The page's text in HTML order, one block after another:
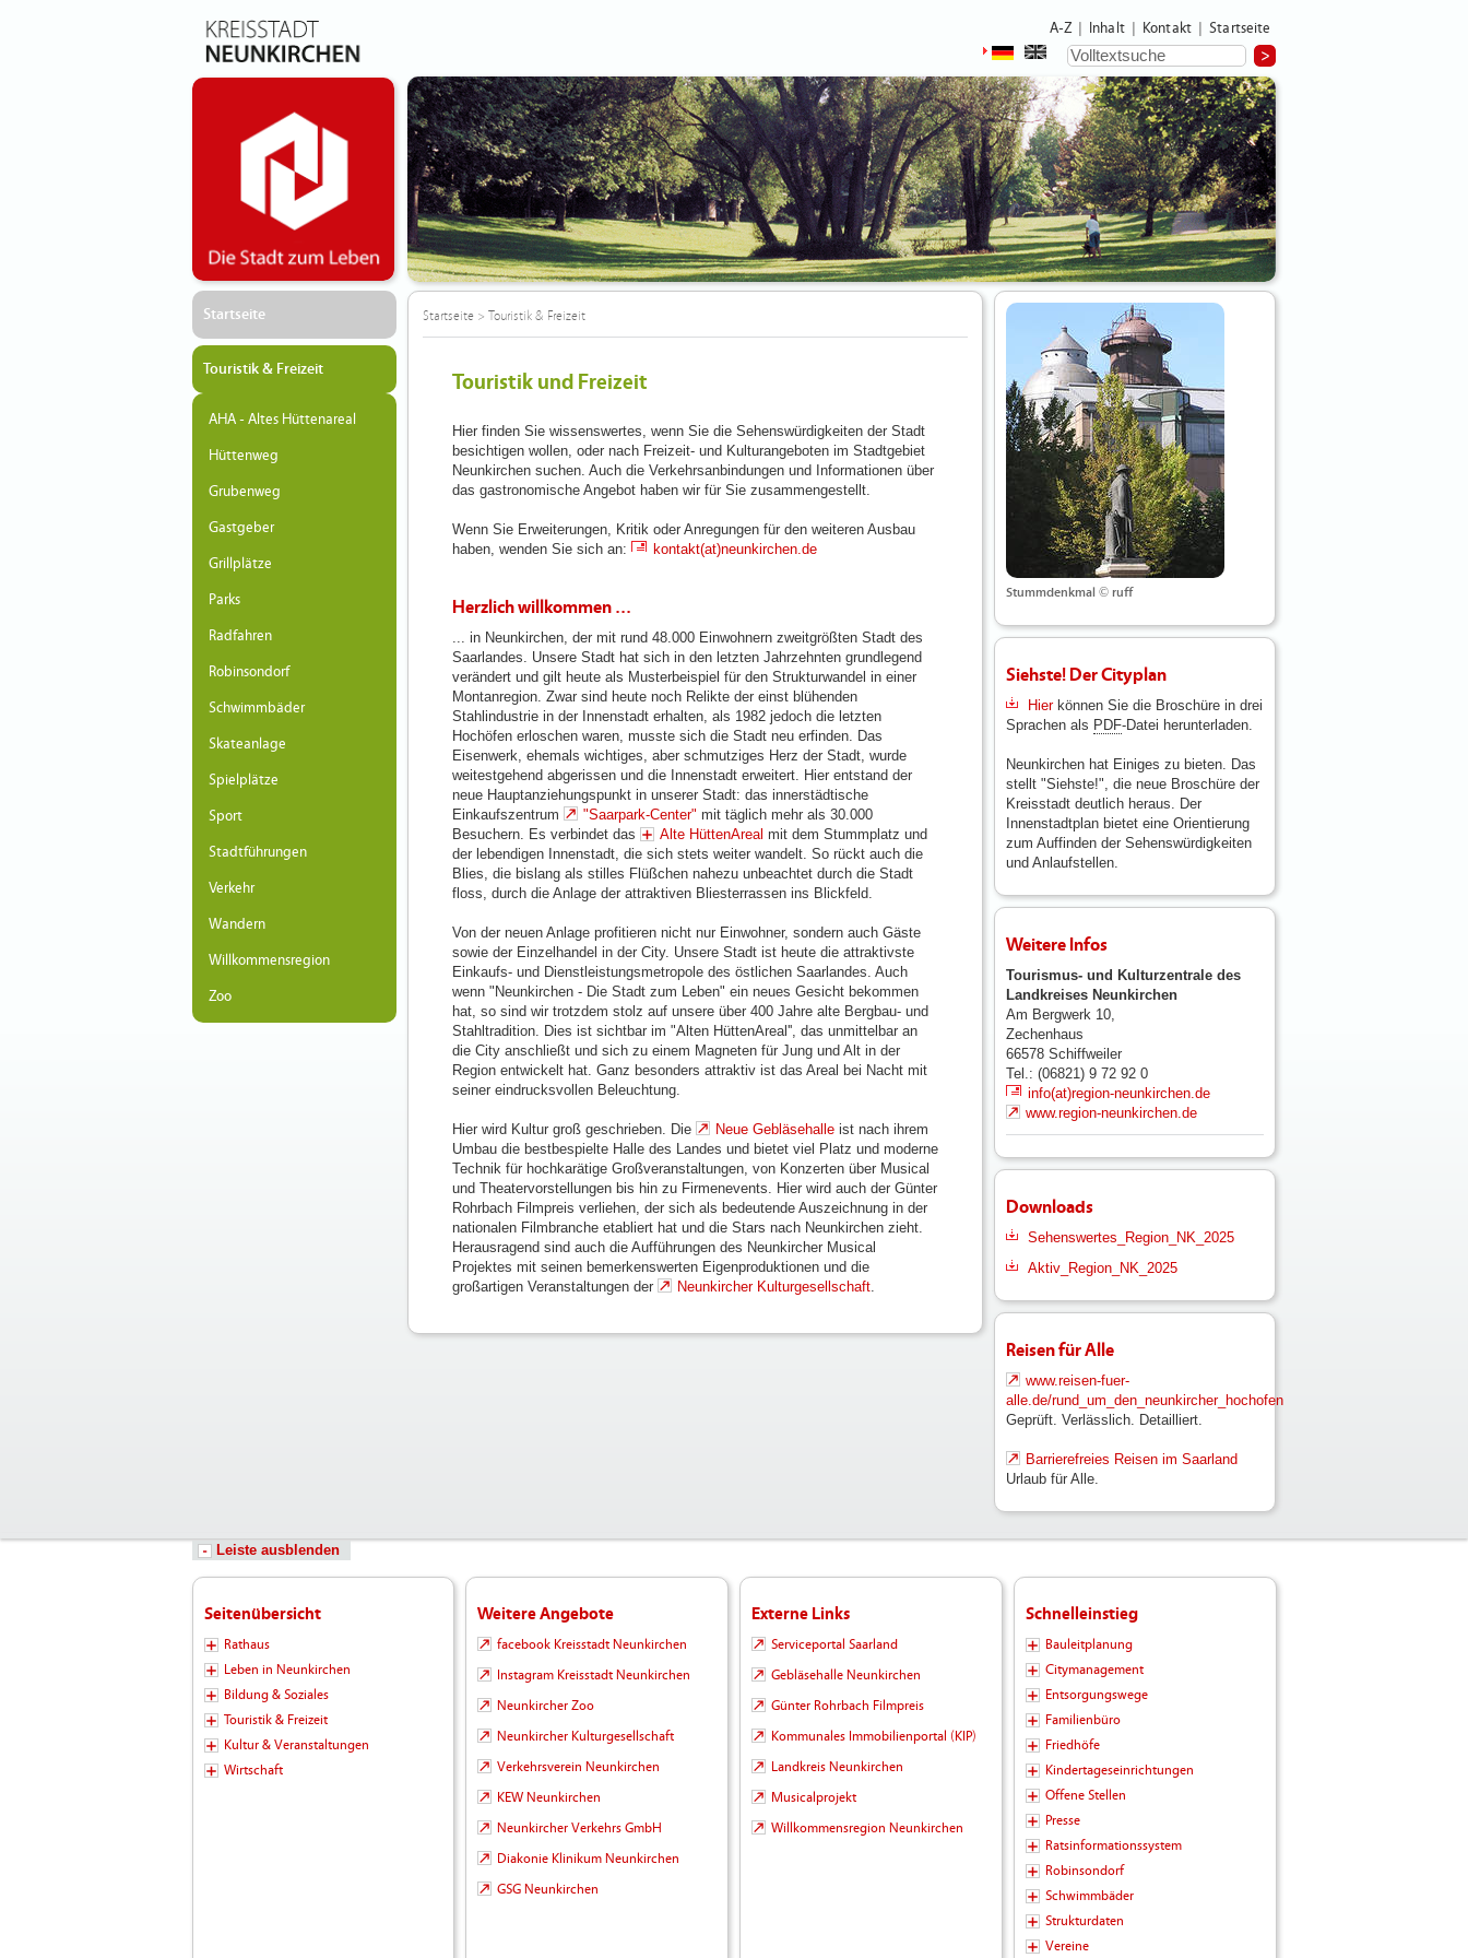
A-Z Inhalt Kontakt Startseite
Startseite
Touristik & Freizeit
AHA - Altes Hüttenareal
Hüttenweg
Grubenweg
Gastgeber
Grillplätze
Parks
Radfahren
Robinsondorf
Schwimmbäder
Skateanlage
Spielplätze
Sport
Stadtführungen
Verkehr
Wandern
Willkommensregion
Zoo
Startseite> Touristik & Freizeit
Touristik und Freizeit
Hier finden Sie wissenswertes, wenn Sie die Sehenswürdigkeiten der Stadt
besichtigen wollen, oder nach Freizeit- und Kulturangeboten im Stadtgebiet
Neunkirchen suchen. Auch die Verkehrsanbindungen und Informationen über
das gastronomische Angebot haben wir für Sie zusammengestellt.
Wenn Sie Erweiterungen, Kritik oder Anregungen für den weiteren Ausbau
haben, wenden Sie sich an:
kontakt(at)neunkirchen.de
Herzlich willkommen ...
... in Neunkirchen, der mit rund 48.000 Einwohnern zweitgrößten Stadt des
Saarlandes. Unsere Stadt hat sich in den letzten Jahrzehnten grundlegend
verändert und gilt heute als Musterbeispiel für den Strukturwandel in einer
Montanregion. Zwar sind heute noch Relikte der einst blühenden
Stahlindustrie in der Innenstadt erhalten, als 1982 jedoch die letzten
Hochöfen erloschen waren, musste sich die Stadt neu erfinden. Das
Eisenwerk, ehemals wichtiges, aber schmutziges Herz der Stadt, wurde
weitestgehend abgerissen und die Innenstadt erweitert. Hier entstand der
neue Hauptanziehungspunkt in unserer Stadt: das innerstädtische
Einkaufszentrum
"Saarpark-Center" mit täglich mehr als 30.000
Besuchern. Es verbindet das
Alte HüttenAreal mit dem Stummplatz und
der lebendigen Innenstadt, die sich stets weiter wandelt. So rückt auch die
Blies, die bislang als stilles Flüßchen nahezu unbeachtet durch die Stadt
floss, durch die Anlage der attraktiven Bliesterrassen ins Blickfeld.
Von der neuen Anlage profitieren nicht nur Einwohner, sondern auch Gäste
sowie der Einzelhandel in der City. Unsere Stadt ist heute die attraktivste
Einkaufs- und Dienstleistungsmetropole des östlichen Saarlandes. Auch
wenn "Neunkirchen - Die Stadt zum Leben" ein neues Gesicht bekommen
hat, so sind wir trotzdem stolz auf unsere über 400 Jahre alte Bergbau- und
Stahltradition. Dies ist sichtbar im "Alten HüttenAreal'', das unmittelbar an
die City anschließt und sich zu einem Magneten für Jung und Alt in der
Region entwickelt hat. Ganz besonders attraktiv ist das Areal bei Nacht mit
seiner eindrucksvollen Beleuchtung.
Hier wird Kultur groß geschrieben. Die Neue Gebläsehalle ist nach ihrem
Umbau die bestbespielte Halle des Landes und bietet viel Platz und moderne
Technik für hochkarätige Großveranstaltungen, von Konzerten über Musical
und Theatervorstellungen bis hin zu Firmenevents. Hier wird auch der Günter
Rohrbach Filmpreis verliehen, der sich als bedeutende Auszeichnung in der
nationalen Filmbranche etabliert hat und die Stars nach Neunkirchen zieht.
Herausragend sind auch die Aufführungen des Neunkircher Musical
Projektes mit seinen bemerkenswerten Eigenproduktionen und die
großartigen Veranstaltungen der
Neunkircher Kulturgesellschaft.
Stummdenkmal © ruff
Siehste! Der Cityplan
Hierkönnen Sie die Broschüre in drei
Sprachen als PDF-Datei herunterladen.
Neunkirchen hat Einiges zu bieten. Das
stellt "Siehste!", die neue Broschüre der
Kreisstadt deutlich heraus. Der
Innenstadtplan bietet eine Orientierung
zum Auffinden der Sehenswürdigkeiten
und Anlaufstellen.
Weitere Infos
Tourismus- und Kulturzentrale des
Landkreises Neunkirchen
Am Bergwerk 10,
Zechenhaus
66578 Schiffweiler
Tel.: (06821) 9 72 92 0
info(at)region-neunkirchen.de
www.region-neunkirchen.de
Downloads
Sehenswertes_Region_NK_2025
Aktiv_Region_NK_2025
Reisen für Alle
www.reisen-fuer-
alle.de/rund_um_den_neunkircher_hochofen
Geprüft. Verlässlich. Detailliert.
Barrierefreies Reisen im Saarland
Urlaub für Alle.
Leiste ausblenden
Seitenübersicht
Rathaus
Leben in Neunkirchen
Bildung & Soziales
Touristik & Freizeit
Kultur & Veranstaltungen
Wirtschaft
Weitere Angebote
facebook Kreisstadt Neunkirchen
Instagram Kreisstadt Neunkirchen
Neunkircher Zoo
Neunkircher Kulturgesellschaft
Verkehrsverein Neunkirchen
KEW Neunkirchen
Neunkircher Verkehrs GmbH
Diakonie Klinikum Neunkirchen
GSG Neunkirchen
Externe Links
Serviceportal Saarland
Gebläsehalle Neunkirchen
Günter Rohrbach Filmpreis
Kommunales Immobilienportal (KIP)
Landkreis Neunkirchen
Musicalprojekt
Willkommensregion Neunkirchen
Schnelleinstieg
Bauleitplanung
Citymanagement
Entsorgungswege
Familienbüro
Friedhöfe
Kindertageseinrichtungen
Offene Stellen
Presse
Ratsinformationssystem
Robinsondorf
Schwimmbäder
Strukturdaten
Vereine